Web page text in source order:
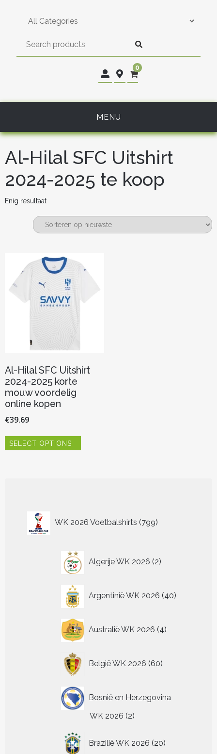
0
MENU
Al-Hilal SFC Uitshirt
2024-2025 te koop
Enig resultaat
Al-Hilal SFC Uitshirt
2024-2025 korte
mouw voordelig
online kopen
€39.69
SELECT OPTIONS
worden
WK 2026 Voetbalshirts 799
producten
Algerije WK 2026 2
producten
Argentinië WK 2026 40
producten
Australië WK 2026 4
producten
België WK 2026 60
producten
Bosnië en Herzegovina
WK 2026 22
Brazilië WK 2026 20
producten